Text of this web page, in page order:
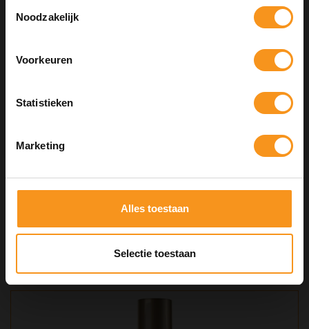
Noodzakelijk
Voorkeuren
Statistieken
Marketing
Alles toestaan
Selectie toestaan
SMOOTH DOWN SPRAY 100ML
€32,50
Kortingscode is geldig tot en met zondag 9 augustus 2026.
Kortingscode is niet te combineren met andere kortingscodes.